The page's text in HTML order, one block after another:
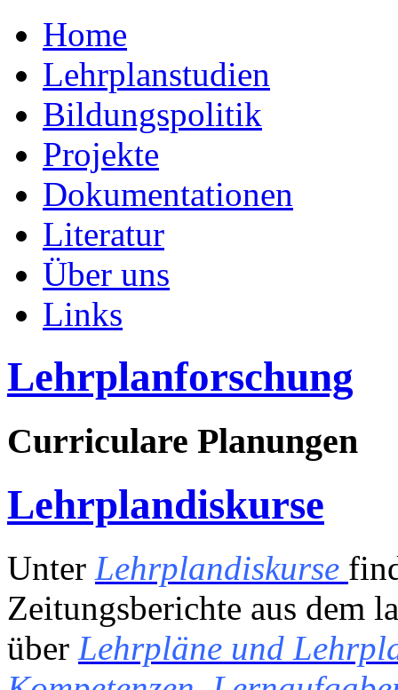
Home
Lehrplanstudien
Bildungspolitik
Projekte
Dokumentationen
Literatur
Über uns
Links
Lehrplanforschung
Curriculare Planungen
Lehrplandiskurse
Unter Lehrplandiskurse
Zeitungsberichte aus dem
über Lehrpläne und